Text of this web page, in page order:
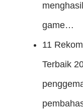
game…
11
Terbaik